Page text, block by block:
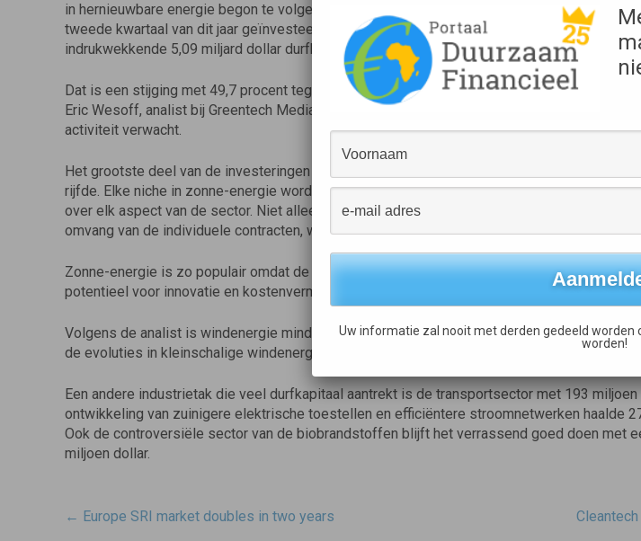
in hernieuwbare energie begon te volgen in 2004, en meer dan het dubbele van de 1,3
tweede kwartaal van dit jaar geïnvesteerd werden, op zich al het vorige record. In totaal
indrukwekkende 5,09 miljard dollar durfkapitaal in groene technologie geïnvesteerd.
Dat is een stijging met 49,7 procent tegenover het jaartotaal van 3,4 miljard dollar in 2007,
Eric Wesoff, analist bij Greentech Media, zei in een verklaring dat hij voor het laatste
activiteit verwacht.
Het grootste deel van de investeringen ging naar zonne-energie, dat het voorbije kwartaal
rijfde. Elke niche in zonne-energie wordt nu verkend, zei Wesoff in de verklaring.
over elk aspect van de sector. Niet alleen de totale som aan investeringen ging er sterk op
omvang van de individuele contracten, wat erop wijst dat het de spelers menens wordt.
Zonne-energie is zo populair omdat de vraag exponentieel groeit met meer dan 30 procent
potentieel voor innovatie en kostenvermindering evident is, aldus Wesoff.
Volgens de analist is windenergie minder populair omdat daar minder ruimte is voor
de evoluties in kleinschalige windenergie is het een moeilijke omgeving voor jonge startups,
Een andere industrietak die veel durfkapitaal aantrekt is de transportsector met 193 miljoen
ontwikkeling van zuinigere elektrische toestellen en efficiëntere stroomnetwerken haalde
Ook de controversiële sector van de biobrandstoffen blijft het verrassend goed doen met
miljoen dollar.
Post
← Europe SRI market doubles in two years
Uw informatie zal nooit met derden gedeeld
worden!